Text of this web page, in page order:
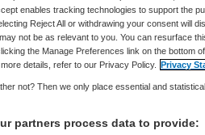
Skipr Redactie 12 augustus 2015
inspecteur voor de
enables tracking technologies to support the
Reject All or withdrawing your consent will
not be as relevant to you. You can resurface
the Manage Preferences link on the bottom
details, refer to our Privacy Policy. Privacy
not? Then we only place essential and
partners process data to provide: